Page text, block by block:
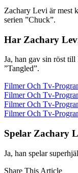
Zachary Levi är mest
serien ”Chuck”.
Har Zachary
Ja, han gav sin röst
”Tangled”.
Filmer Och Tv-
Filmer Och Tv-
Filmer Och Tv-
Filmer Och Tv-
Spelar Zachary
Ja, han spelar
Share This Article